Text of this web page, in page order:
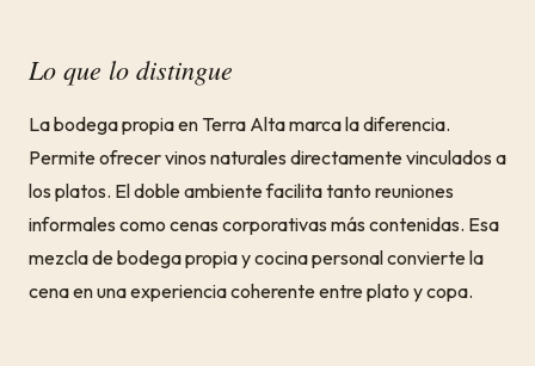
Lo que lo distingue
La bodega propia en Terra Alta marca la diferencia.
Permite ofrecer vinos naturales directamente vinculados a
los platos. El doble ambiente facilita tanto reuniones
informales como cenas corporativas más contenidas. Esa
mezcla de bodega propia y cocina personal convierte la
cena en una experiencia coherente entre plato y copa.